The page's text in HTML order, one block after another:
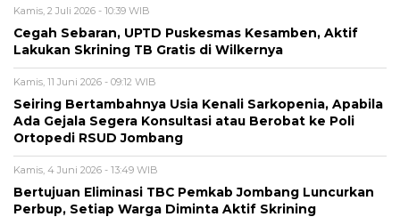
Kamis, 2 Juli 2026 - 10:39 WIB
Cegah Sebaran, UPTD Puskesmas Kesamben, Aktif
Lakukan Skrining TB Gratis di Wilkernya
Kamis, 11 Juni 2026 - 09:12 WIB
Seiring Bertambahnya Usia Kenali Sarkopenia, Apabila
Ada Gejala Segera Konsultasi atau Berobat ke Poli
Ortopedi RSUD Jombang
Kamis, 4 Juni 2026 - 13:49 WIB
Bertujuan Eliminasi TBC Pemkab Jombang Luncurkan
Perbup, Setiap Warga Diminta Aktif Skrining